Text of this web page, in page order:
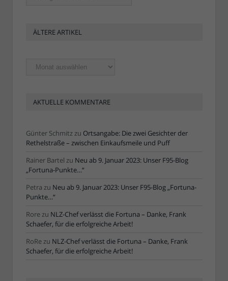
ÄLTERE ARTIKEL
Ältere
AKTUELLE KOMMENTARE
Günter Schmitzzu Ortsangabe: Die zwei Gesichter der
Rethelstraße – zwischen Einkaufsmeile und Puff
Rainer Bartel zu Neu ab 9. Januar 2023: Unser F95-Blog
„Fortuna-Punkte…“
Petra zu Neu ab 9. Januar 2023: Unser F95-Blog „Fortuna-
Punkte…“
Rorezu NLZ-Chef verlässt die Fortuna – Danke, Frank
Schaefer, für die erfolgreiche Arbeit!
RoRezu NLZ-Chef verlässt die Fortuna – Danke, Frank
Schaefer, für die erfolgreiche Arbeit!